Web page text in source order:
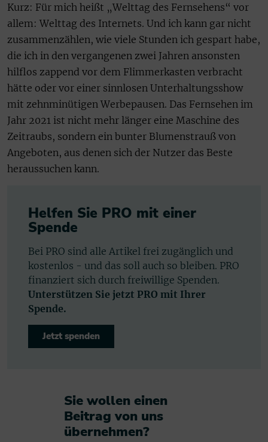
Kurz: Für mich heißt „Welttag des Fernsehens“ vor
allem: Welttag des Internets. Und ich kann gar nicht
zusammenzählen, wie viele Stunden ich gespart habe,
die ich in den vergangenen zwei Jahren ansonsten
hilflos zappend vor dem Flimmerkasten verbracht
hätte oder vor einer sinnlosen Unterhaltungsshow
mit zehnminütigen Werbepausen. Das Fernsehen im
Jahr 2021 ist nicht mehr länger eine Maschine des
Zeitraubs, sondern ein bunter Blumenstrauß von
Angeboten, aus denen sich der Nutzer das Beste
heraussuchen kann.
Helfen Sie PRO mit einer
Spende
Bei PRO sind alle Artikel frei zugänglich und
kostenlos - und das soll auch so bleiben. PRO
finanziert sich durch freiwillige Spenden.
Unterstützen Sie jetzt PRO mit Ihrer
Spende.
Jetzt spenden
Sie wollen einen
Beitrag von uns
übernehmen?​